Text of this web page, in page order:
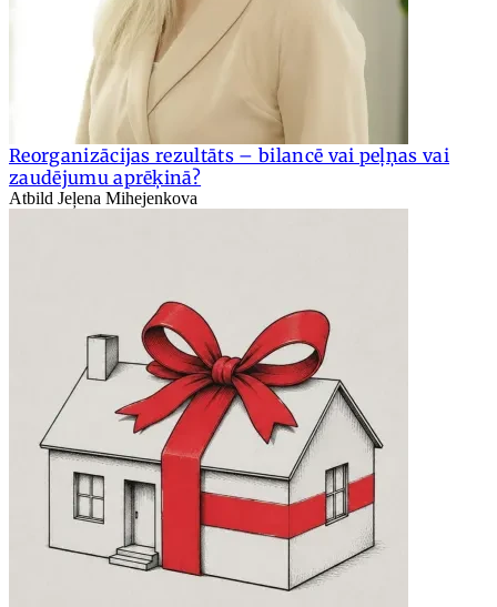
Reorganizācijas rezultāts – bilancē vai peļņas vai
zaudējumu aprēķinā?
Atbild Jeļena Mihejenkova